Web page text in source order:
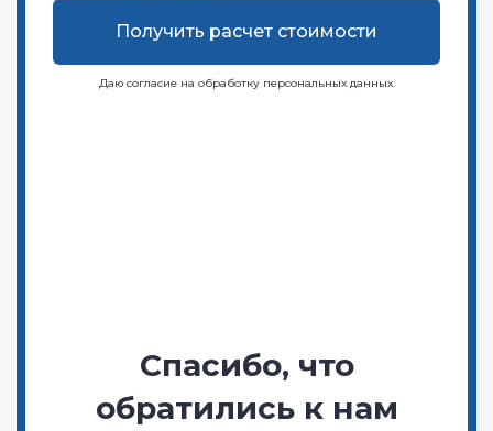
Получить расчет стоимости
Даю согласие на обработку персональных данных.
Спасибо, что
обратились к нам